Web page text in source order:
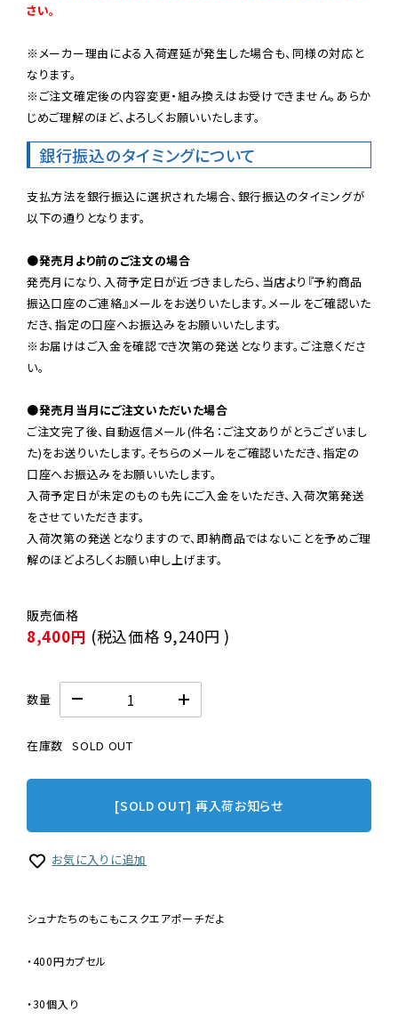
さい。
※メーカー理由による入荷遅延が発生した場合も、同様の対応と
なります。
※ご注文確定後の内容変更・組み換えはお受けできません。あらか
じめご理解のほど、よろしくお願いいたします。
銀行振込のタイミングについて
支払方法を銀行振込に選択された場合、銀行振込のタイミングが
以下の通りとなります。
●発売月より前のご注文の場合
発売月になり、入荷予定日が近づきましたら、当店より『予約商品
振込口座のご連絡』メールをお送りいたします。メールをご確認いた
だき、指定の口座へお振込みをお願いいたします。
※お届けはご入金を確認でき次第の発送となります。ご注意くださ
い。
●発売月当月にご注文いただいた場合
ご注文完了後、自動返信メール(件名：ご注文ありがとうございまし
た)をお送りいたします。そちらのメールをご確認いただき、指定の
口座へお振込みをお願いいたします。
入荷予定日が未定のものも先にご入金をいただき、入荷次第発送
をさせていただきます。
入荷次第の発送となりますので、即納商品ではないことを予めご理
解のほどよろしくお願い申し上げます。
8,400円 (税込価格 9,240円 )
数量
在庫数 SOLD OUT
[SOLD OUT] 再入荷お知らせ
お気に入りに追加
シュナたちのもこもこスクエアポーチだよ
・400円カプセル
・30個入り